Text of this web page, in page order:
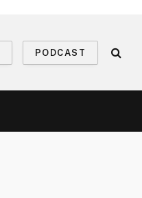
PODCAST